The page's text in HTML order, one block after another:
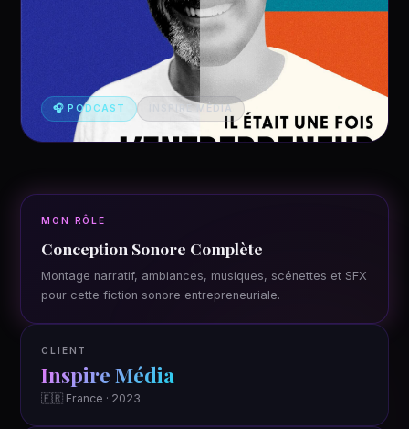
🎧 PODCAST INSPIRE MÉDIA
MON RÔLE
Conception Sonore Complète
Montage narratif, ambiances, musiques, scénettes et SFX
pour cette fiction sonore entrepreneuriale.
CLIENT
Inspire Média
🇫🇷 France · 2023